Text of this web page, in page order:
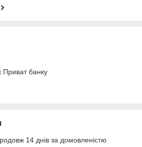
Приват банку
14 днів за домовленістю